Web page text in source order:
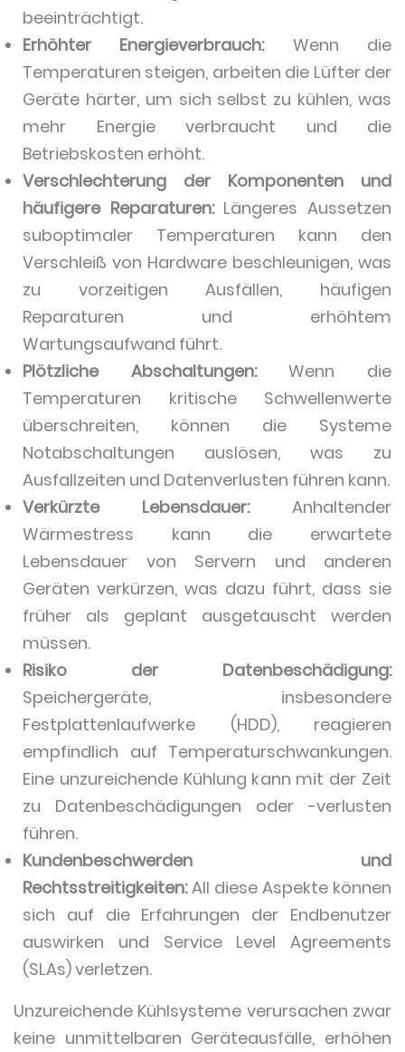
beeinträchtigt.
Erhöhter Energieverbrauch: Wenn die
Temperaturen steigen, arbeiten die Lüfter der
Geräte härter, um sich selbst zu kühlen, was
mehr Energie verbraucht und die
Betriebskosten erhöht.
Verschlechterung der Komponenten und
häufigere Reparaturen: Längeres Aussetzen
suboptimaler Temperaturen kann den
Verschleiß von Hardware beschleunigen, was
zu vorzeitigen Ausfällen, häufigen
Reparaturen und erhöhtem
Wartungsaufwand führt.
Plötzliche Abschaltungen:Wenn die
Temperaturen kritische Schwellenwerte
überschreiten, können die Systeme
Notabschaltungen auslösen, was zu
Ausfallzeiten und Datenverlusten führen kann.
Verkürzte Lebensdauer:Anhaltender
Wärmestress kann die erwartete
Lebensdauer von Servern und anderen
Geräten verkürzen, was dazu führt, dass sie
früher als geplant ausgetauscht werden
müssen.
Risiko der Datenbeschädigung:
Speichergeräte, insbesondere
Festplattenlaufwerke (HDD), reagieren
empfindlich auf Temperaturschwankungen.
Eine unzureichende Kühlung kann mit der Zeit
zu Datenbeschädigungen oder -verlusten
führen.
Kundenbeschwerden und
Rechtsstreitigkeiten:All diese Aspekte können
sich auf die Erfahrungen der Endbenutzer
auswirken und Service Level Agreements
(SLAs) verletzen.
Unzureichende Kühlsysteme verursachen zwar
keine unmittelbaren Geräteausfälle, erhöhen